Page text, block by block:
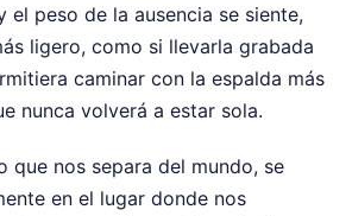
el peso de la ausencia se siente,
ligero, como si llevarla grabada
caminar con la espalda más
nunca volverá a estar sola.
que nos separa del mundo, se
en el lugar donde nos